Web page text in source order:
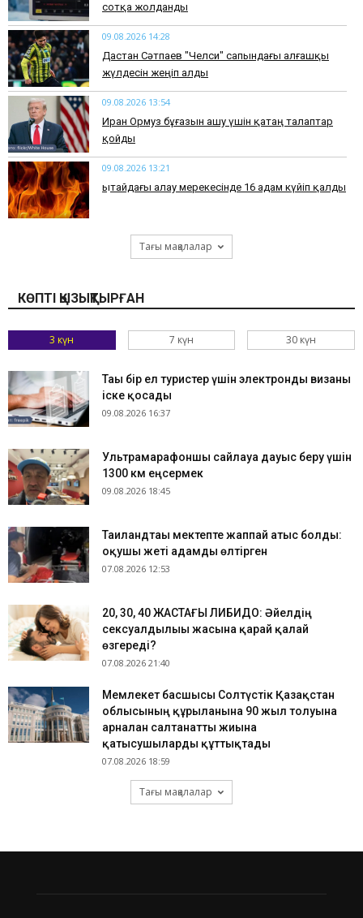
сотқа жолданды
09.08.2026 14:28
Дастан Сәтпаев "Челси" сапындағы алғашқы
жүлдесін жеңіп алды
09.08.2026 13:54
Иран Ормуз бұғазын ашу үшін қатаң талаптар
қойды
09.08.2026 13:21
Қытайдағы алау мерекесінде 16 адам күйіп қалды
Тағы мақалалар
КӨПТІ ҚЫЗЫҚТЫРҒАН
3 күн 7 күн 30 күн
Тағы бір ел туристер үшін электронды визаны
іске қосады
09.08.2026 16:37
Ультрамарафоншы сайлауға дауыс беру үшін
1300 км еңсермек
09.08.2026 18:45
Таиландтағы мектепте жаппай атыс болды:
оқушы жеті адамды өлтірген
07.08.2026 12:53
​20, 30, 40 ЖАСТАҒЫ ЛИБИДО: Әйелдің
сексуалдылығы жасына қарай қалай
өзгереді?
07.08.2026 21:40
Мемлекет басшысы Солтүстік Қазақстан
облысының құрылғанына 90 жыл толуына
арналған салтанатты жиынға
қатысушыларды құттықтады
07.08.2026 18:59
Тағы мақалалар